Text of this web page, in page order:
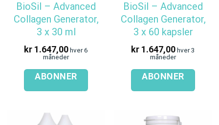
BioSil – Advanced
Collagen Generator,
3 x 30 ml
kr 1.647,00hver 6
måneder
ABONNER
BioSil – Advanced
Collagen Generator,
3 x 60 kapsler
kr 1.647,00hver 3
måneder
ABONNER